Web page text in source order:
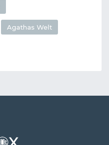
Agathas Welt